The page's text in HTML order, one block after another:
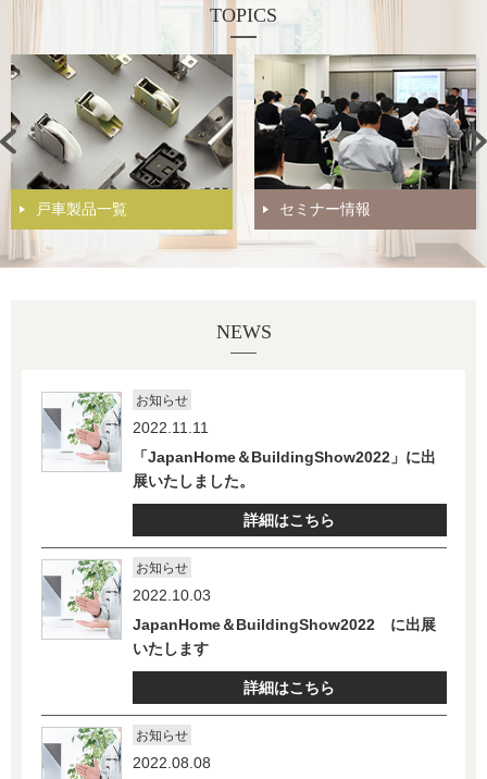
TOPICS
戸車製品一覧 セミナー情報
NEWS
お知らせ
2022.11.11
「JapanHome＆BuildingShow2022」に出
展いたしました。
詳細はこちら
お知らせ
2022.10.03
JapanHome＆BuildingShow2022 に出展
いたします
詳細はこちら
お知らせ
2022.08.08